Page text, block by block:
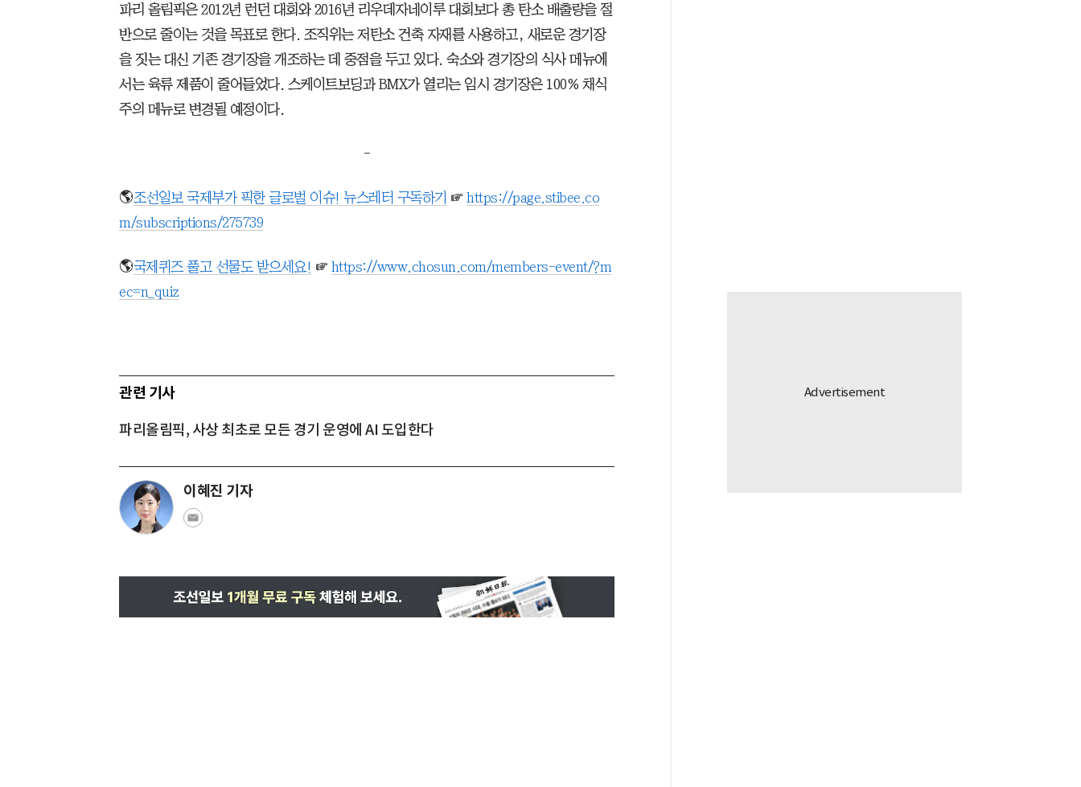
파리 올림픽은 2012년 런던 대회와 2016년 리우데자네이루 대회보다 총 탄소 배출량을 절
반으로 줄이는 것을 목표로 한다. 조직위는 저탄소 건축 자재를 사용하고, 새로운 경기장
을 짓는 대신 기존 경기장을 개조하는 데 중점을 두고 있다. 숙소와 경기장의 식사 메뉴에
서는 육류 제품이 줄어들었다. 스케이트보딩과 BMX가 열리는 임시 경기장은 100% 채식
주의 메뉴로 변경될 예정이다.
-
🌎조선일보 국제부가 픽한 글로벌 이슈! 뉴스레터 구독하기 ☞ https://page.stibee.co
m/subscriptions/275739
🌎국제퀴즈 풀고 선물도 받으세요! ☞ https://www.chosun.com/members-event/?m
ec=n_quiz
관련 기사
파리올림픽, 사상 최초로 모든 경기 운영에 AI 도입한다
이혜진 기자